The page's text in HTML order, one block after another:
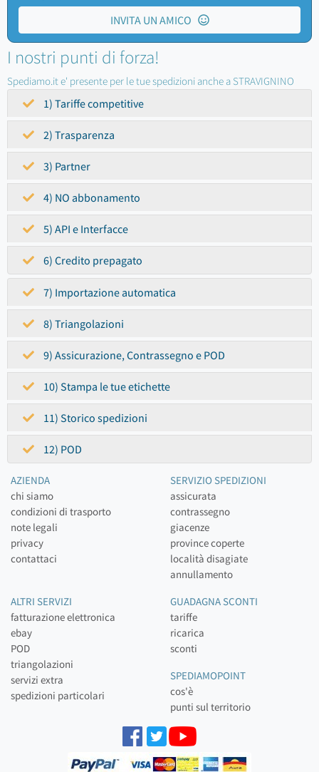
INVITA UN AMICO
I nostri punti di forza!
Spediamo.it e' presente per le tue spedizioni anche a STRAVIGNINO
1) Tariffe competitive
2) Trasparenza
3) Partner
4) NO abbonamento
5) API e Interfacce
6) Credito prepagato
7) Importazione automatica
8) Triangolazioni
9) Assicurazione, Contrassegno e POD
10) Stampa le tue etichette
11) Storico spedizioni
12) POD
AZIENDA
chi siamo
condizioni di trasporto
note legali
privacy
contattaci
SERVIZIO SPEDIZIONI
assicurata
contrassegno
giacenze
province coperte
località disagiate
annullamento
ALTRI SERVIZI
fatturazione elettronica
ebay
POD
triangolazioni
servizi extra
spedizioni particolari
GUADAGNA SCONTI
tariffe
ricarica
sconti
SPEDIAMOPOINT
cos'è
punti sul territorio